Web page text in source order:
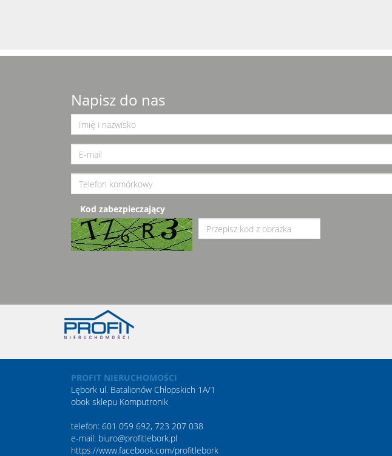
Napisz do nas
Kod zabezpieczający
PROFIT NIERUCHOMOŚCI
Lębork ul. Batalionów Chłopskich 1A/1
obok sklepu Komputronik
telefon: 601 059 692, 723 207 038
e-mail: biuro@profitlebork.pl
https://www.facebook.com/profitlebork